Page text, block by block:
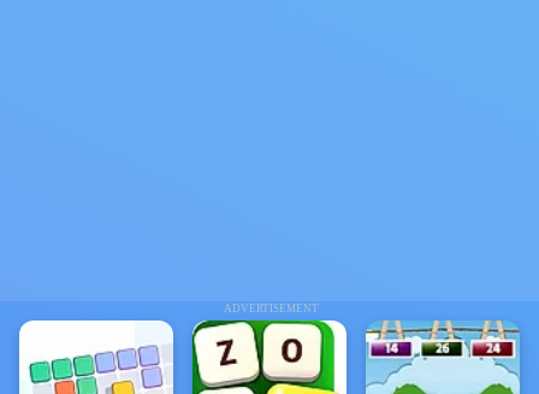
ADVERTISEMENT